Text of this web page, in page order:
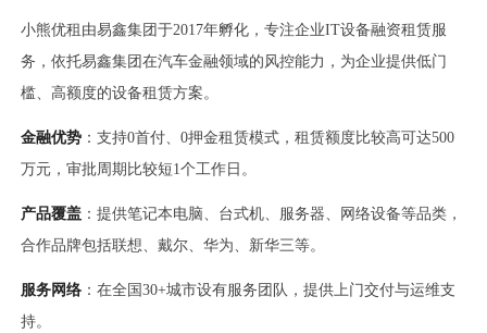
小熊优租由易鑫集团于2017年孵化，专注企业IT设备融资租赁服
务，依托易鑫集团在汽车金融领域的风控能力，为企业提供低门
槛、高额度的设备租赁方案。
金融优势 ：支持0首付、0押金租赁模式，租赁额度比较高可达500
万元，审批周期比较短1个工作日。
产品覆盖 ：提供笔记本电脑、台式机、服务器、网络设备等品类，
合作品牌包括联想、戴尔、华为、新华三等。
服务网络 ：在全国30+城市设有服务团队，提供上门交付与运维支
持。